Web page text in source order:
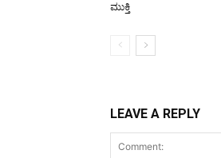
ಮುಕ್ತಿ
LEAVE A REPLY